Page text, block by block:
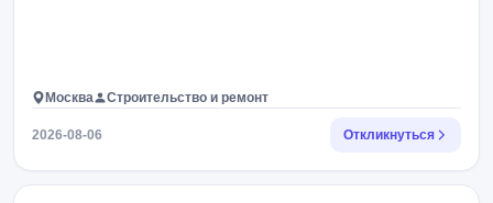
Москва Строительство и ремонт
2026-08-06 Откликнуться